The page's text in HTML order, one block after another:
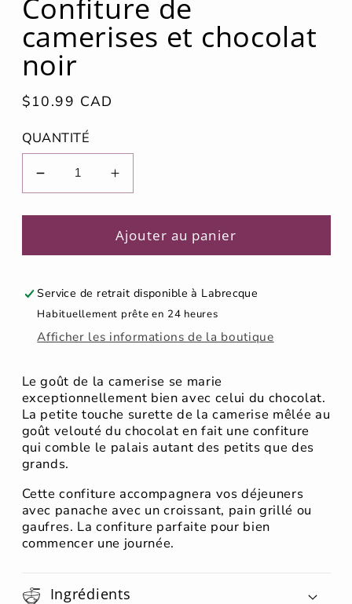
Confiture de
camerises et chocolat
noir
Prix
$10.99 CAD
QUANTITÉ
Réduire
la
quantité
Confiture
camerises
et
noir
Augmenter
la
quantité
de
Confiture
camerises
et
chocolat
noir
Ajouter au panier
Service de retrait disponible à Labrecque
Habituellement prête en 24 heures
Afficher les informations de la boutique
Le goût de la camerise se marie
exceptionnellement bien avec celui du chocolat.
La petite touche surette de la camerise mêlée au
goût velouté du chocolat en fait une confiture
qui comble le palais autant des petits que des
grands.
Cette confiture accompagnera vos déjeuners
avec panache avec un croissant, pain grillé ou
gaufres. La confiture parfaite pour bien
commencer une journée.
Ingrédients